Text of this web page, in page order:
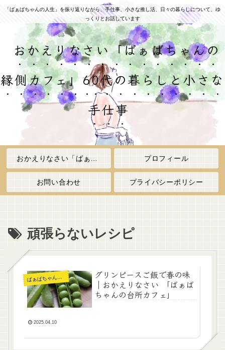
「ばぁばちゃんの人生」を振り返りながら、手仕事、小さな推し活、日々の暮らしについて、ゆ
っくりとお話しています
おかえりなさい「ばぁばちゃんの
縁側カフェ」60代の暮らしと小さな
手仕事
プロフィール
お問い合わせ プライバシーポリシー
頑張らないレシピ
ばぁばちゃんの暮らし
グリンピースご飯で春の味
｜おかえりなさい 「ばぁば
ちゃんの台所カフェ」
2025.04.10